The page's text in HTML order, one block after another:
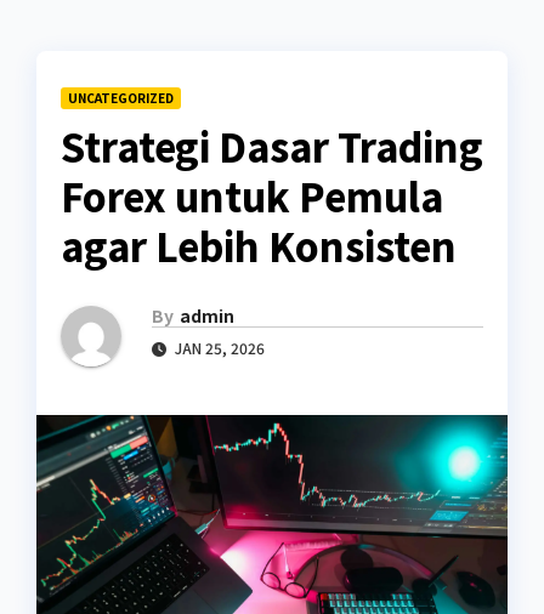
UNCATEGORIZED
Strategi Dasar Trading
Forex untuk Pemula
agar Lebih Konsisten
By admin
JAN 25, 2026